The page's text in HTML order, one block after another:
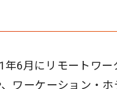
6月にリモートワー
ワーケーション・ホ